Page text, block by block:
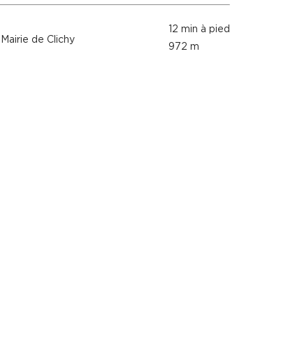
Mairie de Clichy
12 min à pied
972 m